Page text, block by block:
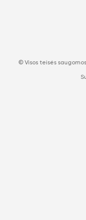
© Visos teisės saugomos